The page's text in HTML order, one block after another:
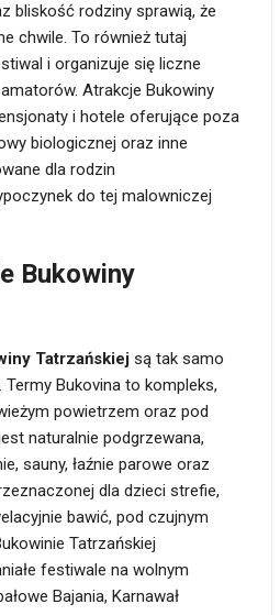
bliskość rodziny sprawią, że
chwile. To również tutaj
i organizuje się liczne
Atrakcje Bukowiny
i hotele oferujące poza
biologicznej oraz inne
dla rodzin
do tej malowniczej
Bukowiny
Tatrzańskiej są tak samo
Bukovina to kompleks,
powietrzem oraz pod
naturalnie podgrzewana,
sauny, łaźnie parowe oraz
dla dzieci strefie,
bawić, pod czujnym
Tatrzańskiej
festiwale na wolnym
Bajania, Karnawał